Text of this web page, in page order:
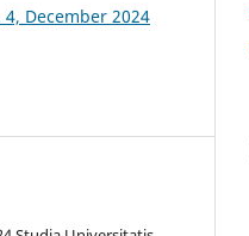
December 2024